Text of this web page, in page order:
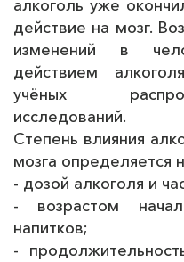
алкоголь уже
действие на мозг.
изменений в
действием
учёных
исследований.
Степень влияния
мозга определяется
- дозой алкоголя и
- возрастом
напитков;
-